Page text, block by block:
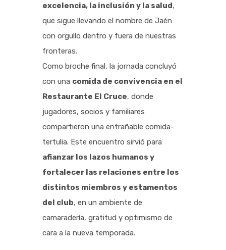
excelencia, la inclusión y la salud,
que sigue llevando el nombre de Jaén
con orgullo dentro y fuera de nuestras
fronteras.
Como broche final, la jornada concluyó
con una comida de convivencia en el
Restaurante El Cruce, donde
jugadores, socios y familiares
compartieron una entrañable comida-
tertulia. Este encuentro sirvió para
afianzar los lazos humanos y
fortalecer las relaciones entre los
distintos miembros y estamentos
del club, en un ambiente de
camaradería, gratitud y optimismo de
cara a la nueva temporada.